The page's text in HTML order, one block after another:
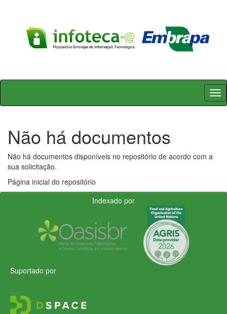
Skip
Não há documentos
Não há documentos disponíveis no repositório de acordo com a
sua solicitação.
Página inicial do repositório
Indexado por
Suportado por